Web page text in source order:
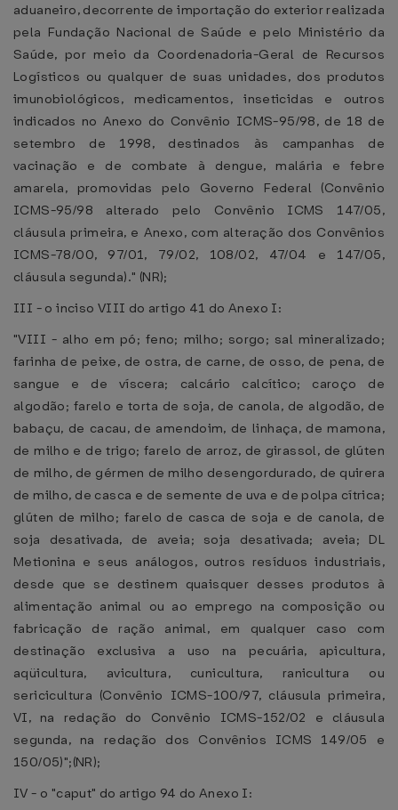
aduaneiro, decorrente de importação do exterior realizada
pela Fundação Nacional de Saúde e pelo Ministério da
Saúde, por meio da Coordenadoria-Geral de Recursos
Logísticos ou qualquer de suas unidades, dos produtos
imunobiológicos, medicamentos, inseticidas e outros
indicados no Anexo do Convênio ICMS-95/98, de 18 de
setembro de 1998, destinados às campanhas de
vacinação e de combate à dengue, malária e febre
amarela, promovidas pelo Governo Federal (Convênio
ICMS-95/98 alterado pelo Convênio ICMS 147/05,
cláusula primeira, e Anexo, com alteração dos Convênios
ICMS-78/00, 97/01, 79/02, 108/02, 47/04 e 147/05,
cláusula segunda)." (NR);
III - o inciso VIII do artigo 41 do Anexo I:
"VIII - alho em pó; feno; milho; sorgo; sal mineralizado;
farinha de peixe, de ostra, de carne, de osso, de pena, de
sangue e de víscera; calcário calcítico; caroço de
algodão; farelo e torta de soja, de canola, de algodão, de
babaçu, de cacau, de amendoim, de linhaça, de mamona,
de milho e de trigo; farelo de arroz, de girassol, de glúten
de milho, de gérmen de milho desengordurado, de quirera
de milho, de casca e de semente de uva e de polpa cítrica;
glúten de milho; farelo de casca de soja e de canola, de
soja desativada, de aveia; soja desativada; aveia; DL
Metionina e seus análogos, outros resíduos industriais,
desde que se destinem quaisquer desses produtos à
alimentação animal ou ao emprego na composição ou
fabricação de ração animal, em qualquer caso com
destinação exclusiva a uso na pecuária, apicultura,
aqüicultura, avicultura, cunicultura, ranicultura ou
sericicultura (Convênio ICMS-100/97, cláusula primeira,
VI, na redação do Convênio ICMS-152/02 e cláusula
segunda, na redação dos Convênios ICMS 149/05 e
150/05)";(NR);
IV - o "caput" do artigo 94 do Anexo I: